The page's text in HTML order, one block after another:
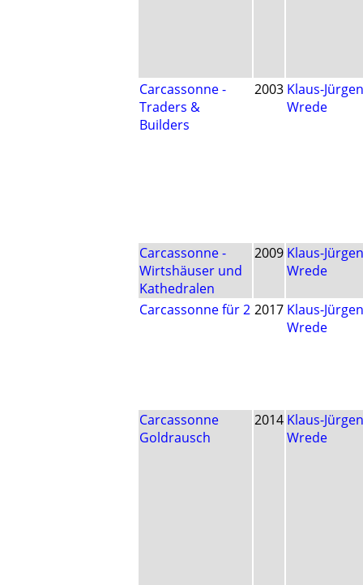
Carcassonne -
Traders &
Builders
2003 Klaus-Jürgen
Wrede
Carcassonne -
Wirtshäuser und
Kathedralen
2009 Klaus-Jürgen
Wrede
Carcassonne für 2 2017 Klaus-Jürgen
Wrede
Carcassonne
Goldrausch
2014 Klaus-Jürgen
Wrede